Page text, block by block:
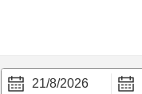
21/8/2026